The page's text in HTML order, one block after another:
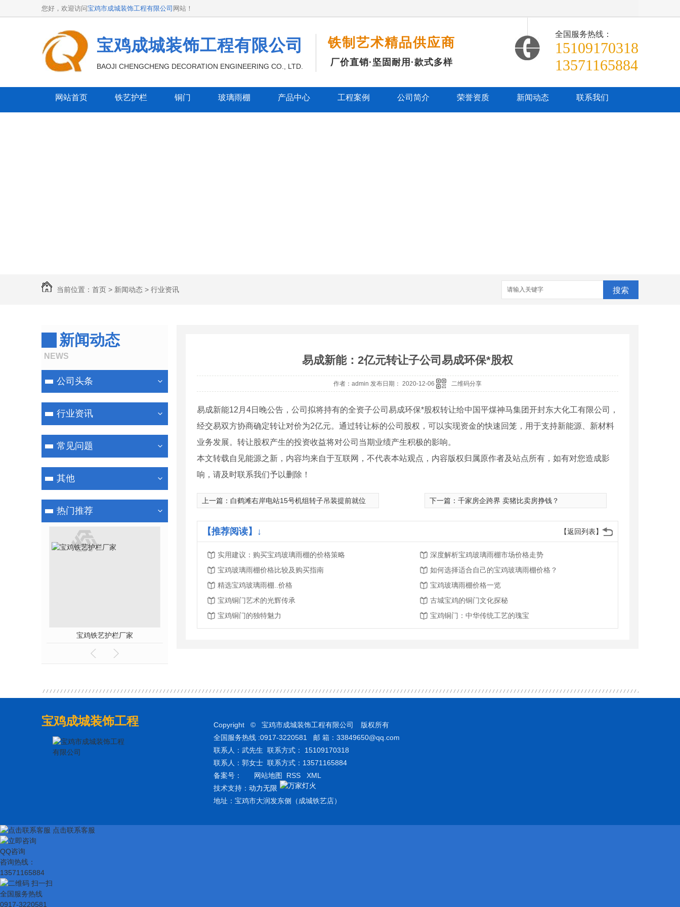
您好，欢迎访问宝鸡市成城装饰工程有限公司 网站！
宝鸡成城装饰工程有限公司
BAOJI CHENGCHENG DECORATION ENGINEERING CO., LTD.
铁制艺术精品供应商
厂价直销·坚固耐用·款式多样
全国服务热线：
15109170318
13571165884
网站首页 铁艺护栏 铜门 玻璃雨棚 产品中心 工程案例 公司简介 荣誉资质 新闻动态 联系我们
当前位置： 首页 > 新闻动态 > 行业资讯 搜索
新闻动态
NEWS
公司头条
行业资讯
常见问题
其他
热门推荐
宝鸡铁艺护栏厂家
易成新能：2亿元转让子公司易成环保*股权
作者：admin 发布日期： 2020-12-06 二维码分享
易成新能12月4日晚公告，公司拟将持有的全资子公司易成环保*股权转让给中国平煤神马集团开封东大化工有限公司，
经交易双方协商确定转让对价为2亿元。通过转让标的公司股权，可以实现资金的快速回笼，用于支持新能源、新材料
业务发展。转让股权产生的投资收益将对公司当期业绩产生积极的影响。
本文转载自见能源之新，内容均来自于互联网，不代表本站观点，内容版权归属原作者及站点所有，如有对您造成影
响，请及时联系我们予以删除！
上一篇： 白鹤滩右岸电站15号机组转子吊装提前就位 下一篇： 千家房企跨界 卖猪比卖房挣钱？
【返回列表】
【推荐阅读】↓
实用建议：购买宝鸡玻璃雨棚的价格策略
深度解析宝鸡玻璃雨棚市场价格走势
宝鸡玻璃雨棚价格比较及购买指南
如何选择适合自己的宝鸡玻璃雨棚价格？
精选宝鸡玻璃雨棚..价格
宝鸡玻璃雨棚价格一览
宝鸡铜门艺术的光辉传承
古城宝鸡的铜门文化探秘
宝鸡铜门的独特魅力
宝鸡铜门：中华传统工艺的瑰宝
宝鸡成城装饰工程
Copyright © 宝鸡市成城装饰工程有限公司 版权所有
全国服务热线 :0917-3220581 邮 箱：33849650@qq.com
联系人：武先生 联系方式： 15109170318
联系人：郭女士 联系方式：13571165884
备案号：
网站地图 RSS
XML
技术支持： 动力无限
地址：宝鸡市大润发东侧（成城铁艺店）
点击联系客服
QQ咨询
咨询热线：
13571165884
扫一扫
全国服务热线
0917-3220581